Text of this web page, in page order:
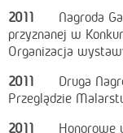
2011 Nagroda
przyznanej w
Organizacja
2011 Druga
Przeglądzie
2011 Honorowe